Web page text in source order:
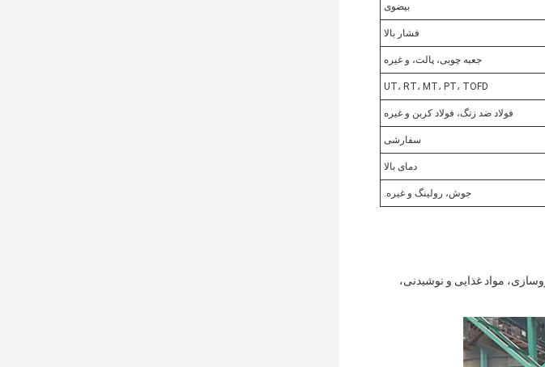
بیضوی
فشار بالا
جعبه چوبی، پالت، و غیره
UT، RT، MT، PT، TOFD
فولاد ضد زنگ، فولاد کربن و غیره
سفارشی
دمای بالا
جوش، رولینگ و غیره.
مواد غذایی و نوشیدنی،